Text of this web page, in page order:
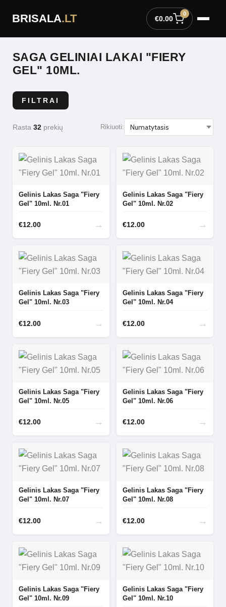
BRISALA.LT €0.00
0
SAGA GELINIAI LAKAI "FIERY
GEL" 10ML.
FILTRAI
Rasta 32prekių Rikiuoti:
Gelinis Lakas Saga "Fiery
Gel" 10ml. Nr.01
€12.00 →
Gelinis Lakas Saga "Fiery
Gel" 10ml. Nr.02
€12.00 →
Gelinis Lakas Saga "Fiery
Gel" 10ml. Nr.03
€12.00 →
Gelinis Lakas Saga "Fiery
Gel" 10ml. Nr.04
€12.00 →
Gelinis Lakas Saga "Fiery
Gel" 10ml. Nr.05
€12.00 →
Gelinis Lakas Saga "Fiery
Gel" 10ml. Nr.06
€12.00 →
Gelinis Lakas Saga "Fiery
Gel" 10ml. Nr.07
€12.00 →
Gelinis Lakas Saga "Fiery
Gel" 10ml. Nr.08
€12.00 →
Gelinis Lakas Saga "Fiery
Gel" 10ml. Nr.09
Gelinis Lakas Saga "Fiery
Gel" 10ml. Nr.10